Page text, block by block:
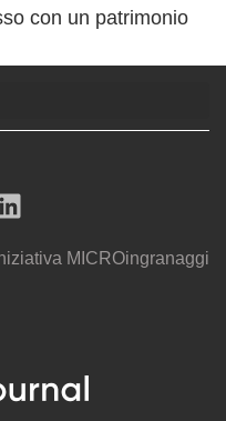
con un patrimonio
MICROingranaggi